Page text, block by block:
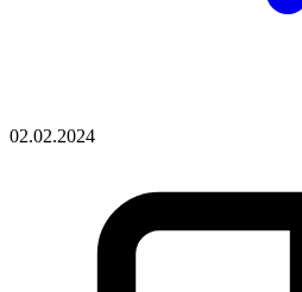
02.02.2024